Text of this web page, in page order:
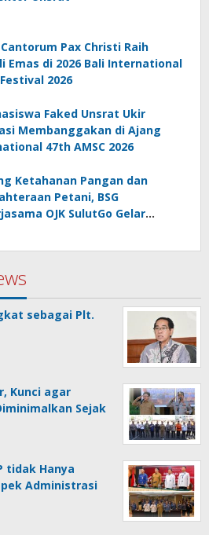
Pax Christi Raih
Emas di 2026 Bali International
2026
Faked Unsrat Ukir
Membanggakan di Ajang
47th AMSC 2026
Ketahanan Pangan dan
Petani, BSG
OJK SulutGo Gelar
sebagai Plt.
Kunci agar
Sejak
tidak Hanya
Administrasi